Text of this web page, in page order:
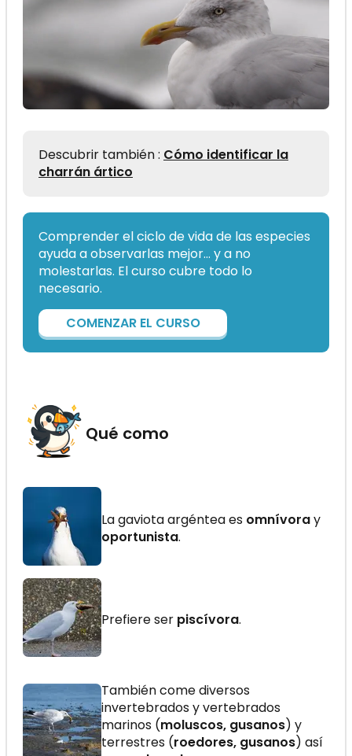
Descubrir también : Cómo identificar la
charrán ártico
Comprender el ciclo de vida de las especies
ayuda a observarlas mejor… y a no
molestarlas. El curso cubre todo lo
necesario.
COMENZAR EL CURSO
Qué como
La gaviota argéntea es omnívoray
oportunista.
Prefiere ser piscívora.
También come diversos
invertebrados y vertebrados
marinos (moluscos, gusanos) y
terrestres (roedores, gusanos) así